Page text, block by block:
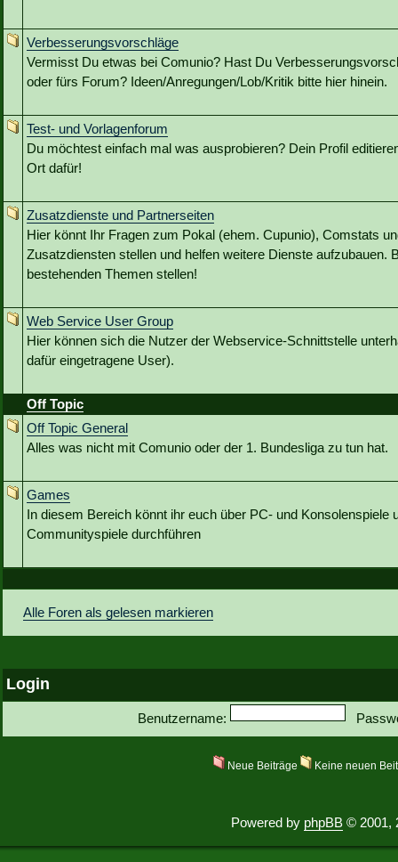
Verbesserungsvorschläge
Vermisst Du etwas bei Comunio? Hast Du
oder fürs Forum? Ideen/Anregungen/Lob/Kritik bitte hier hinein.
Test- und Vorlagenforum
Du möchtest einfach mal was ausprobieren? Dein Profil
Ort dafür!
Zusatzdienste und Partnerseiten
Hier könnt Ihr Fragen zum Pokal (ehem. Cupunio), Comstats
Zusatzdiensten stellen und helfen weitere Dienste aufzubauen.
bestehenden Themen stellen!
Web Service User Group
Hier können sich die Nutzer der Webservice-Schnittstelle
dafür eingetragene User).
Off Topic
Off Topic General
Alles was nicht mit Comunio oder der 1. Bundesliga zu tun hat.
Games
In diesem Bereich könnt ihr euch über PC- und Konsolenspiele
Communityspiele durchführen
Alle Foren als gelesen markieren
Login
Benutzername:
Neue Beiträge Keine neuen
Powered by phpBB © 2001,